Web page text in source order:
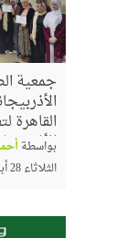
جمعية
القاهرة
بواسطة
الثلاثاء 28 أبريل 2026